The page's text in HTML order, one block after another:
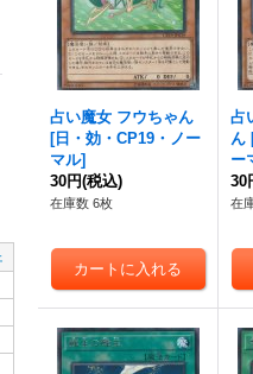
占い魔女 フウちゃん
[日・効・CP19・ノー
マル]
30円(税込)
在庫数 6枚
占
ん
ー
30
在